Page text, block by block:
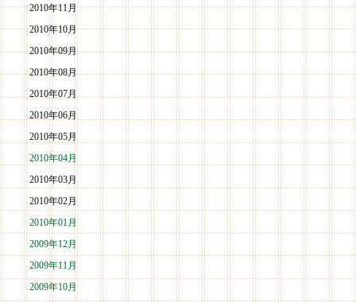
2010年11月
2010年10月
2010年09月
2010年08月
2010年07月
2010年06月
2010年05月
2010年04月
2010年03月
2010年02月
2010年01月
2009年12月
2009年11月
2009年10月